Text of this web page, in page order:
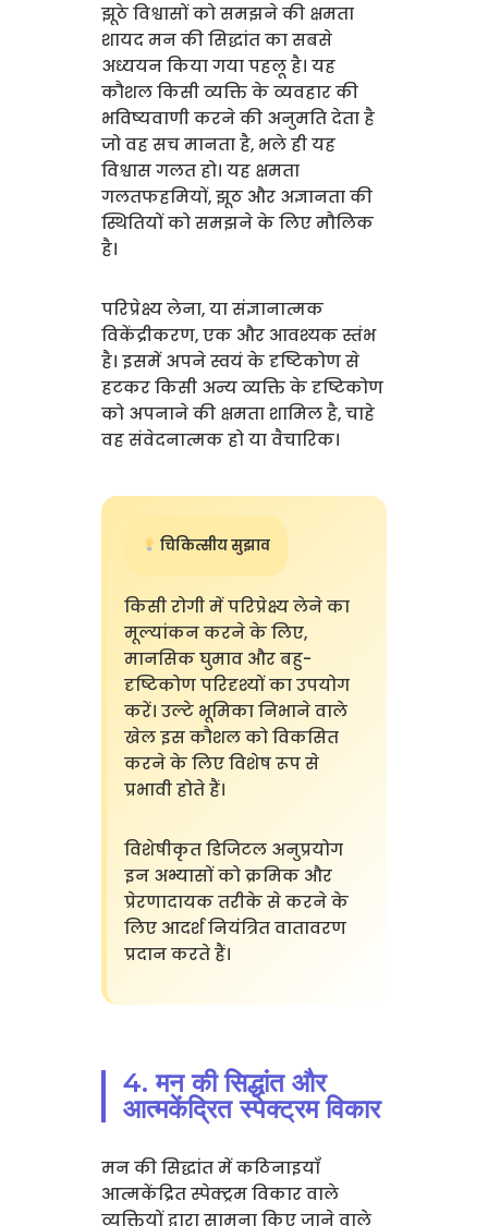
झूठे विश्वासों को समझने की क्षमता
शायद मन की सिद्धांत का सबसे
अध्ययन किया गया पहलू है। यह
कौशल किसी व्यक्ति के व्यवहार की
भविष्यवाणी करने की अनुमति देता है
जो वह सच मानता है, भले ही यह
विश्वास गलत हो। यह क्षमता
गलतफहमियों, झूठ और अज्ञानता की
स्थितियों को समझने के लिए मौलिक
है।
परिप्रेक्ष्य लेना, या संज्ञानात्मक
विकेंद्रीकरण, एक और आवश्यक स्तंभ
है। इसमें अपने स्वयं के दृष्टिकोण से
हटकर किसी अन्य व्यक्ति के दृष्टिकोण
को अपनाने की क्षमता शामिल है, चाहे
वह संवेदनात्मक हो या वैचारिक।
चिकित्सीय सुझाव
किसी रोगी में परिप्रेक्ष्य लेने का
मूल्यांकन करने के लिए,
मानसिक घुमाव और बहु-
दृष्टिकोण परिदृश्यों का उपयोग
करें। उल्टे भूमिका निभाने वाले
खेल इस कौशल को विकसित
करने के लिए विशेष रूप से
प्रभावी होते हैं।
विशेषीकृत डिजिटल अनुप्रयोग
इन अभ्यासों को क्रमिक और
प्रेरणादायक तरीके से करने के
लिए आदर्श नियंत्रित वातावरण
प्रदान करते हैं।
4. मन की सिद्धांत और
आत्मकेंद्रित स्पेक्ट्रम विकार
मन की सिद्धांत में कठिनाइयाँ
आत्मकेंद्रित स्पेक्ट्रम विकार वाले
व्यक्तियों द्वारा सामना किए जाने वाले